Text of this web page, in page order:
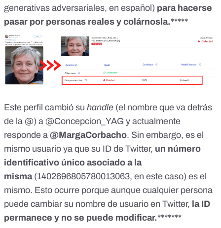
generativas adversariales, en español) para hacerse
pasar por personas reales y colárnosla.*****
Este perfil cambió su handle (el nombre que va detrás
de la @) a @Concepcion_YAG y actualmente
responde a @MargaCorbacho. Sin embargo, es el
mismo usuario ya que su ID de Twitter, un número
identificativo único asociado a la
misma(1402696805780013063, en este caso) es el
mismo. Esto ocurre porque aunque cualquier persona
puede cambiar su nombre de usuario en Twitter, la ID
permanece y no se puede modificar.*******